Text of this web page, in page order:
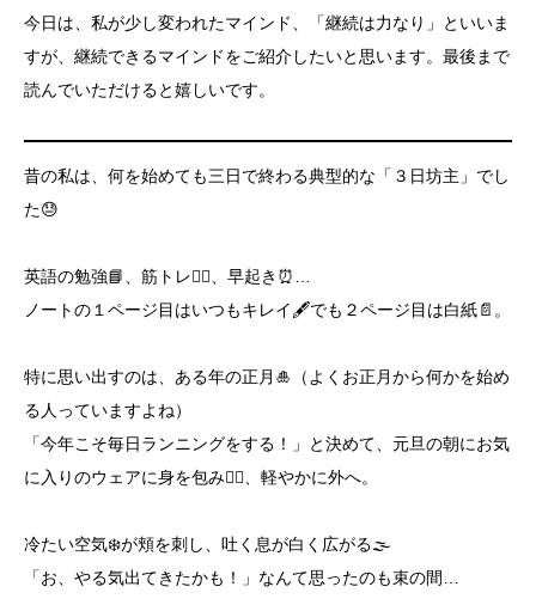
今日は、私が少し変われたマインド、「継続は力なり」といいま
すが、継続できるマインドをご紹介したいと思います。最後まで
読んでいただけると嬉しいです。
昔の私は、何を始めても三日で終わる典型的な「３日坊主」でし
た😓
英語の勉強📘、筋トレ🏋️‍♀️、早起き⏰…
ノートの１ページ目はいつもキレイ🖋️でも２ページ目は白紙📄。
特に思い出すのは、ある年の正月🎍（よくお正月から何かを始め
る人っていますよね）
「今年こそ毎日ランニングをする！」と決めて、元旦の朝にお気
に入りのウェアに身を包み🏃‍♂️、軽やかに外へ。
冷たい空気❄️が頬を刺し、吐く息が白く広がる🌫️
「お、やる気出てきたかも！」なんて思ったのも束の間…